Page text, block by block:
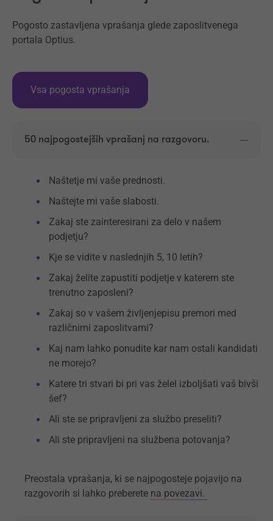
Pogosto zastavljena vprašanja glede zaposlitvenega
portala Optius.
Vsa pogosta vprašanja
50 najpogostejših vprašanj na razgovoru.
Naštetje mi vaše prednosti.
Naštejte mi vaše slabosti.
Zakaj ste zainteresirani za delo v našem
podjetju?
Kje se vidite v naslednjih 5, 10 letih?
Zakaj želite zapustiti podjetje v katerem ste
trenutno zaposleni?
Zakaj so v vašem življenjepisu premori med
različnimi zaposlitvami?
Kaj nam lahko ponudite kar nam ostali kandidati
ne morejo?
Katere tri stvari bi pri vas želel izboljšati vaš bivši
šef?
Ali ste se pripravljeni za službo preseliti?
Ali ste pripravljeni na službena potovanja?
Preostala vprašanja, ki se najpogosteje pojavijo na
razgovorih si lahko preberete na povezavi.